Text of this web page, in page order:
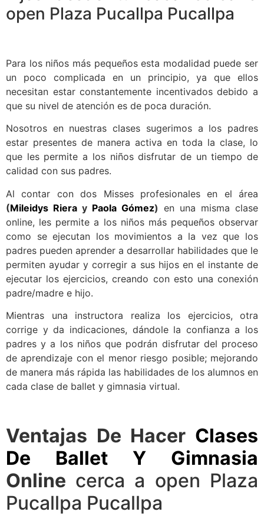
open Plaza Pucallpa Pucallpa
Para los niños más pequeños esta modalidad puede ser
un poco complicada en un principio, ya que ellos
necesitan estar constantemente incentivados debido a
que su nivel de atención es de poca duración.
Nosotros en nuestras clases sugerimos a los padres
estar presentes de manera activa en toda la clase, lo
que les permite a los niños disfrutar de un tiempo de
calidad con sus padres.
Al contar con dos Misses profesionales en el área
(Mileidys Riera y Paola Gómez) en una misma clase
online, les permite a los niños más pequeños observar
como se ejecutan los movimientos a la vez que los
padres pueden aprender a desarrollar habilidades que le
permiten ayudar y corregir a sus hijos en el instante de
ejecutar los ejercicios, creando con esto una conexión
padre/madre e hijo.
Mientras una instructora realiza los ejercicios, otra
corrige y da indicaciones, dándole la confianza a los
padres y a los niños que podrán disfrutar del proceso
de aprendizaje con el menor riesgo posible; mejorando
de manera más rápida las habilidades de los alumnos en
cada clase de ballet y gimnasia virtual.
Ventajas De Hacer Clases
De Ballet Y Gimnasia
Online cerca a open Plaza
Pucallpa Pucallpa